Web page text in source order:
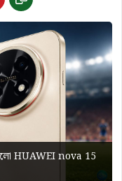
এলো HUAWEI nova 15